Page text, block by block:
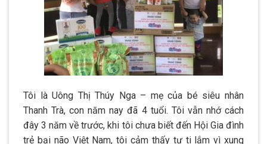
Tôi là Uông Thị Thúy Nga – mẹ của bé siêu nhân
Thanh Trà, con năm nay đã 4 tuổi. Tôi vẫn nhớ cách
đây 3 năm về trước, khi tôi chưa biết đến Hội Gia đình
trẻ bại não Việt Nam, tôi cảm thấy tự ti lắm vì xung